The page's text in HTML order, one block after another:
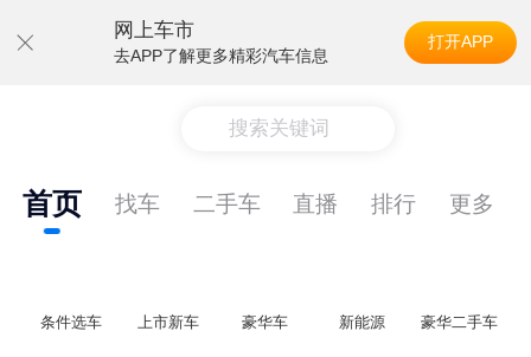
网上车市
去APP了解更多精彩汽车信息
打开APP
搜索关键词
首页 找车 二手车 直播 排行 更多
条件选车 上市新车 豪华车 新能源 豪华二手车